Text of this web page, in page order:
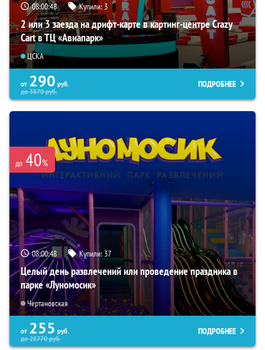
08:00:47 Купили: 3
2 или 3 заезда на дрифт-карте в картинг-центре Crazy
Cart в ТЦ «Авиапарк»
ЦСКА
от 290 руб.
до3870руб.
ПОДРОБНЕЕ
до 40%
08:00:47 Купили: 37
Целый день развлечений или проведение праздника в
парке «Луномосик»
Чертановская
от 255 руб.
до28770руб.
ПОДРОБНЕЕ